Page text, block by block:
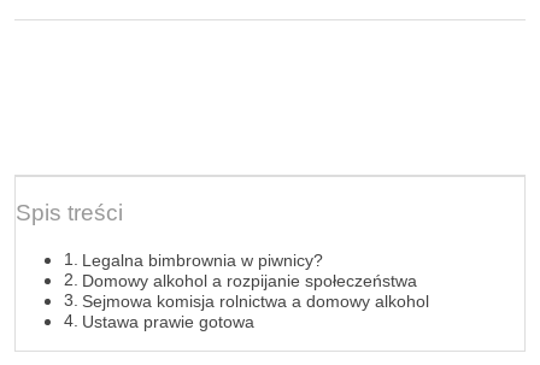
Spis treści
Legalna bimbrownia w piwnicy?
Domowy alkohol a rozpijanie społeczeństwa
Sejmowa komisja rolnictwa a domowy alkohol
Ustawa prawie gotowa